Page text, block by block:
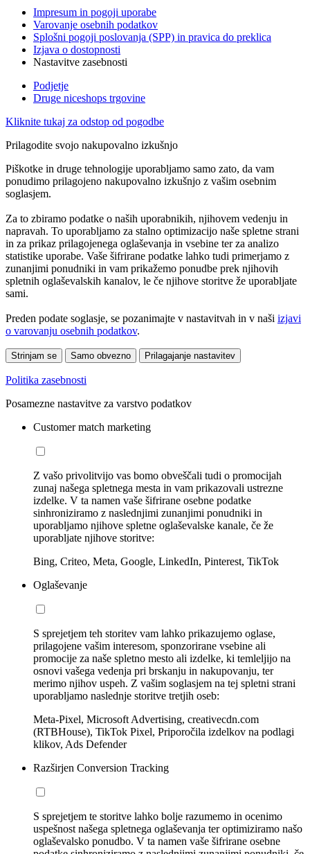
Impresum in pogoji uporabe
Varovanje osebnih podatkov
Splošni pogoji poslovanja (SPP) in pravica do preklica
Izjava o dostopnosti
Nastavitve zasebnosti
Podjetje
Druge niceshops trgovine
Kliknite tukaj za odstop od pogodbe
Prilagodite svojo nakupovalno izkušnjo
Piškotke in druge tehnologije uporabljamo samo zato, da vam
ponudimo prilagojeno nakupovalno izkušnjo z vašim osebnim
soglasjem.
Za to zbiramo podatke o naših uporabnikih, njihovem vedenju in
napravah. To uporabljamo za stalno optimizacijo naše spletne strani
in za prikaz prilagojenega oglaševanja in vsebine ter za analizo
statistike uporabe. Vaše šifrirane podatke lahko tudi primerjamo z
zunanjimi ponudniki in vam prikažemo ponudbe prek njihovih
spletnih oglaševalskih kanalov, le če njihove storitve že uporabljate
sami.
Preden podate soglasje, se pozanimajte v nastavitvah in v naši izjavi
o varovanju osebnih podatkov.
Strinjam se Samo obvezno Prilagajanje nastavitev
Politika zasebnosti
Posamezne nastavitve za varstvo podatkov
Customer match marketing
Z vašo privolitvijo vas bomo obveščali tudi o promocijah
zunaj našega spletnega mesta in vam prikazovali ustrezne
izdelke. V ta namen vaše šifrirane osebne podatke
sinhroniziramo z naslednjimi zunanjimi ponudniki in
uporabljamo njihove spletne oglaševalske kanale, če že
uporabljate njihove storitve:
Bing, Criteo, Meta, Google, LinkedIn, Pinterest, TikTok
Oglaševanje
S sprejetjem teh storitev vam lahko prikazujemo oglase,
prilagojene vašim interesom, sponzorirane vsebine ali
promocije za naše spletno mesto ali izdelke, ki temleljijo na
osnovi vašega vedenja pri brskanju in nakupovanju, ter
merimo njihov uspeh. Z vašim soglasjem na tej spletni strani
uporabljamo naslednje storitve tretjih oseb:
Meta-Pixel, Microsoft Advertising, creativecdn.com
(RTBHouse), TikTok Pixel, Priporočila izdelkov na podlagi
klikov, Ads Defender
Razširjen Conversion Tracking
S sprejetjem te storitve lahko bolje razumemo in ocenimo
uspešnost našega spletnega oglaševanja ter optimiziramo našo
oglaševalsko ponudbo. V ta namen vaše šifrirane osebne